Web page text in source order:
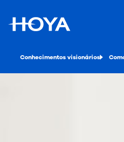
Conhecimentos visionários